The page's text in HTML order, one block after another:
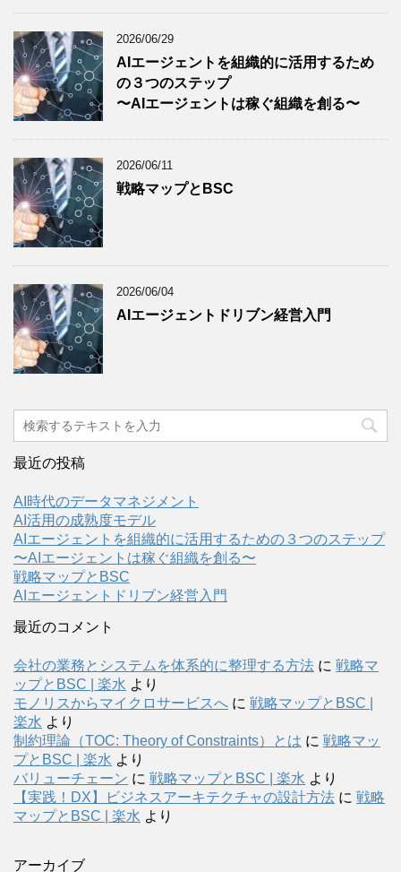
2026/06/29
AIエージェントを組織的に活用するため
の３つのステップ
〜AIエージェントは稼ぐ組織を創る〜
2026/06/11
戦略マップとBSC
2026/06/04
AIエージェントドリブン経営入門
最近の投稿
AI時代のデータマネジメント
AI活用の成熟度モデル
AIエージェントを組織的に活用するための３つのステップ
〜AIエージェントは稼ぐ組織を創る〜
戦略マップとBSC
AIエージェントドリブン経営入門
最近のコメント
会社の業務とシステムを体系的に整理する方法 に 戦略マ
ップとBSC | 楽水 より
モノリスからマイクロサービスへ に 戦略マップとBSC |
楽水 より
制約理論（TOC: Theory of Constraints）とは に 戦略マッ
プとBSC | 楽水 より
バリューチェーン に 戦略マップとBSC | 楽水 より
【実践！DX】ビジネスアーキテクチャの設計方法 に 戦略
マップとBSC | 楽水 より
アーカイブ